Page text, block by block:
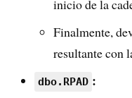
inicio de la
Finalmente,
resultante con
dbo.RPAD :